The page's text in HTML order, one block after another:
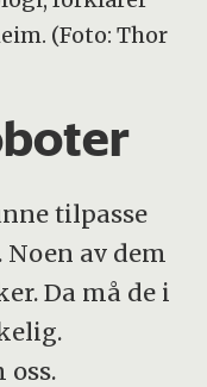
(Foto: Thor
tilpasse
av dem
Da må de i
oss.